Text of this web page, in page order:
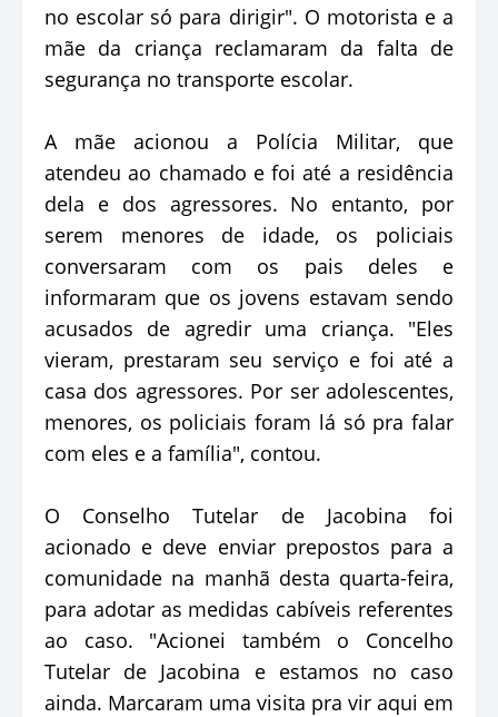
no escolar só para dirigir". O motorista e a
mãe da criança reclamaram da falta de
segurança no transporte escolar.
A mãe acionou a Polícia Militar, que
atendeu ao chamado e foi até a residência
dela e dos agressores. No entanto, por
serem menores de idade, os policiais
conversaram com os pais deles e
informaram que os jovens estavam sendo
acusados de agredir uma criança. "Eles
vieram, prestaram seu serviço e foi até a
casa dos agressores. Por ser adolescentes,
menores, os policiais foram lá só pra falar
com eles e a família", contou.
O Conselho Tutelar de Jacobina foi
acionado e deve enviar prepostos para a
comunidade na manhã desta quarta-feira,
para adotar as medidas cabíveis referentes
ao caso. "Acionei também o Concelho
Tutelar de Jacobina e estamos no caso
ainda. Marcaram uma visita pra vir aqui em